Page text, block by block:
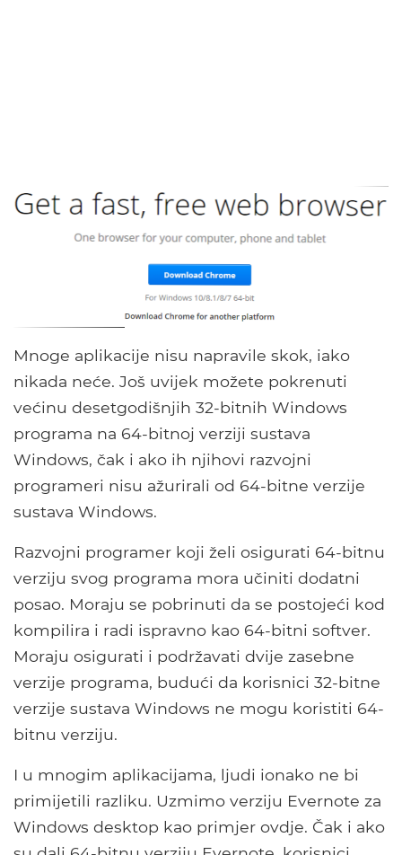
Mnoge aplikacije nisu napravile skok, iako
nikada neće. Još uvijek možete pokrenuti
većinu desetgodišnjih 32-bitnih Windows
programa na 64-bitnoj verziji sustava
Windows, čak i ako ih njihovi razvojni
programeri nisu ažurirali od 64-bitne verzije
sustava Windows.
Razvojni programer koji želi osigurati 64-bitnu
verziju svog programa mora učiniti dodatni
posao. Moraju se pobrinuti da se postojeći kod
kompilira i radi ispravno kao 64-bitni softver.
Moraju osigurati i podržavati dvije zasebne
verzije programa, budući da korisnici 32-bitne
verzije sustava Windows ne mogu koristiti 64-
bitnu verziju.
I u mnogim aplikacijama, ljudi ionako ne bi
primijetili razliku. Uzmimo verziju Evernote za
Windows desktop kao primjer ovdje. Čak i ako